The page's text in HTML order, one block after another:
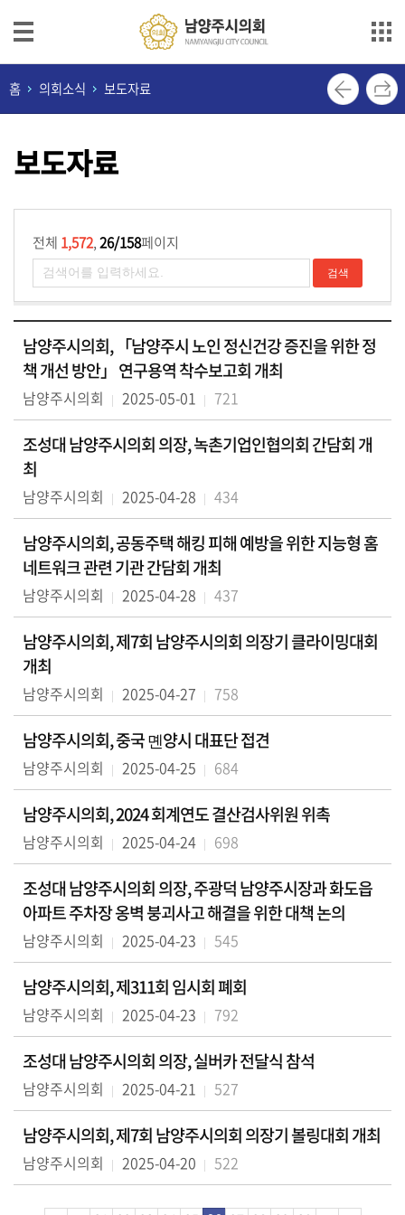
본문으로 바로가기
메인메뉴 바로가기
의
회
내
소
개
의
정
활
동
의
회
소
식
회
의
록
인
터
넷
방
송
의
회
자
료
실
린
마
당
이
용
안
홈 의회소식 보도자료
보도자료
전체 1,572,26/158페이지
남양주시의회, 「남양주시 노인 정신건강 증진을 위한 정
책 개선 방안」 연구용역 착수보고회 개최
남양주시의회 2025-05-01 721
조성대 남양주시의회 의장, 녹촌기업인협의회 간담회 개
최
남양주시의회 2025-04-28 434
남양주시의회, 공동주택 해킹 피해 예방을 위한 지능형 홈
네트워크 관련 기관 간담회 개최
남양주시의회 2025-04-28 437
남양주시의회, 제7회 남양주시의회 의장기 클라이밍대회
개최
남양주시의회 2025-04-27 758
남양주시의회, 중국 몐양시 대표단 접견
남양주시의회 2025-04-25 684
남양주시의회, 2024 회계연도 결산검사위원 위촉
남양주시의회 2025-04-24 698
조성대 남양주시의회 의장, 주광덕 남양주시장과 화도읍
아파트 주차장 옹벽 붕괴사고 해결을 위한 대책 논의
남양주시의회 2025-04-23 545
남양주시의회, 제311회 임시회 폐회
남양주시의회 2025-04-23 792
조성대 남양주시의회 의장, 실버카 전달식 참석
남양주시의회 2025-04-21 527
남양주시의회, 제7회 남양주시의회 의장기 볼링대회 개최
남양주시의회 2025-04-20 522